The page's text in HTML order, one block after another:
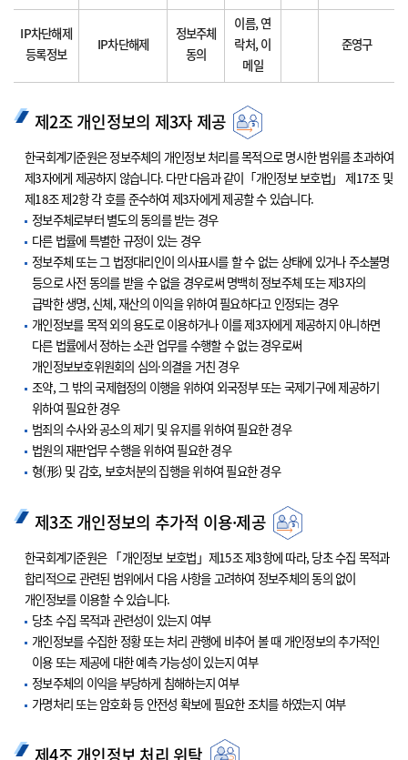
IP차단해제
등록정보
IP차단해제
정보주체
동의
이름, 연
락처, 이
메일
준영구
제2조 개인정보의 제3자 제공
한국회계기준원은 정보주체의 개인정보 처리를 목적으로 명시한 범위를 초과하여
제3자에게 제공하지 않습니다. 다만 다음과 같이「개인정보 보호법」 제17조 및
제18조 제2항 각 호를 준수하여 제3자에게 제공할 수 있습니다.
정보주체로부터 별도의 동의를 받는 경우
다른 법률에 특별한 규정이 있는 경우
정보주체 또는 그 법정대리인이 의사표시를 할 수 없는 상태에 있거나 주소불명
등으로 사전 동의를 받을 수 없을 경우로써 명백히 정보주체 또는 제3자의
급박한 생명, 신체, 재산의 이익을 위하여 필요하다고 인정되는 경우
개인정보를 목적 외의 용도로 이용하거나 이를 제3자에게 제공하지 아니하면
다른 법률에서 정하는 소관 업무를 수행할 수 없는 경우로써
개인정보보호위원회의 심의·의결을 거친 경우
조약, 그 밖의 국제협정의 이행을 위하여 외국정부 또는 국제기구에 제공하기
위하여 필요한 경우
범죄의 수사와 공소의 제기 및 유지를 위하여 필요한 경우
법원의 재판업무 수행을 위하여 필요한 경우
형(形) 및 감호, 보호처분의 집행을 위하여 필요한 경우
제3조 개인정보의 추가적 이용·제공
한국회계기준원은 「개인정보 보호법」제15조 제3항에 따라, 당초 수집 목적과
합리적으로 관련된 범위에서 다음 사항을 고려하여 정보주체의 동의 없이
개인정보를 이용할 수 있습니다.
당초 수집 목적과 관련성이 있는지 여부
개인정보를 수집한 정황 또는 처리 관행에 비추어 볼 때 개인정보의 추가적인
이용 또는 제공에 대한 예측 가능성이 있는지 여부
정보주체의 이익을 부당하게 침해하는지 여부
가명처리 또는 암호화 등 안전성 확보에 필요한 조치를 하였는지 여부